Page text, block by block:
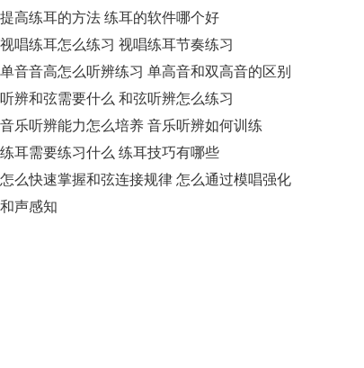
提高练耳的方法 练耳的软件哪个好
视唱练耳怎么练习 视唱练耳节奏练习
单音音高怎么听辨练习 单高音和双高音的区别
听辨和弦需要什么 和弦听辨怎么练习
音乐听辨能力怎么培养 音乐听辨如何训练
练耳需要练习什么 练耳技巧有哪些
怎么快速掌握和弦连接规律 怎么通过模唱强化
和声感知